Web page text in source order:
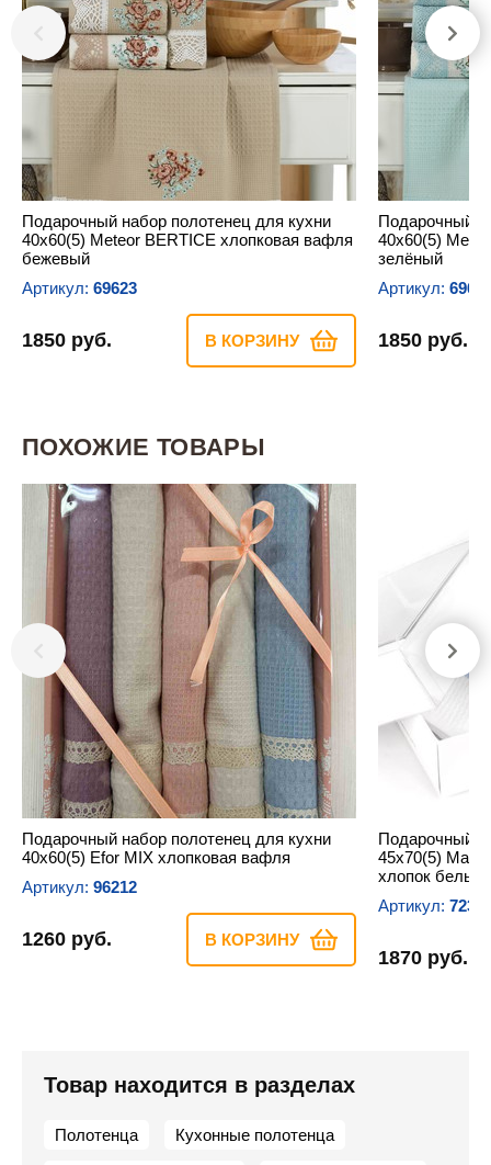
Подарочный набор полотенец для кухни
40х60(5) Meteor BERTICE хлопковая вафля
бежевый
Артикул: 69623
1850 руб. В КОРЗИНУ
Подарочный
40х60(5)
зелёный
Артикул:
1850 руб.
ПОХОЖИЕ ТОВАРЫ
Подарочный набор полотенец для кухни
40х60(5) Efor MIX хлопковая вафля
Артикул: 96212
1260 руб. В КОРЗИНУ
Подарочный
45х70(5)
хлопок белый
Артикул:
1870 руб.
Товар находится в разделах
Полотенца Кухонные полотенца